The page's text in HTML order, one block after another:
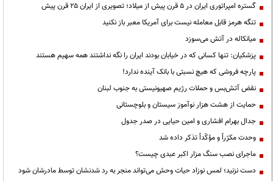
گستره امپراتوری ایران در ۵ قرن پیش از میلاد؛ تصویری از ایران ۲۵ قرن پیش
تنگه هرمز قابل معامله نیست برای آمریکا معبر باز نکنید
میانکاله در آتش می‌سوزد
پزشکیان: تنها کسانی که در خیابان بودند ایران را نگه نداشتند همه سهیم هستند
پارچه فروشی که هیچ نسبتی با بانک آینده ندارد!
نقض آتش‌بس و حملات رژیم صهیونیستی به جنوب لبنان
حمایت از هشت هزار نوآموز سیستان و بلوچستانی
جدال بهرام افشاری و امین حیایی در صدر جدول
وحدت مکرّراً و مؤکّداً تذکر داده شد
ماجرای نصب سنگ مزار اکبر عبدی چیست؟
دست نزنید؛ لمس نوزاد حیات وحش می‌تواند منجر به رد شدنشان توسط مادرشان شود